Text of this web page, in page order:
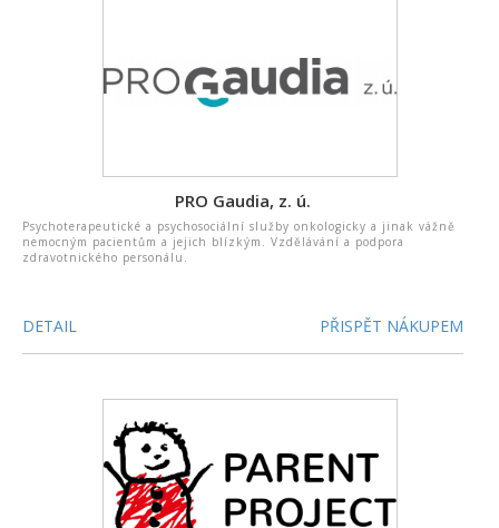
PRO Gaudia, z. ú.
Psychoterapeutické a psychosociální služby onkologicky a jinak vážně
nemocným pacientům a jejich blízkým. Vzdělávání a podpora
zdravotnického personálu.
DETAIL PŘISPĚT NÁKUPEM